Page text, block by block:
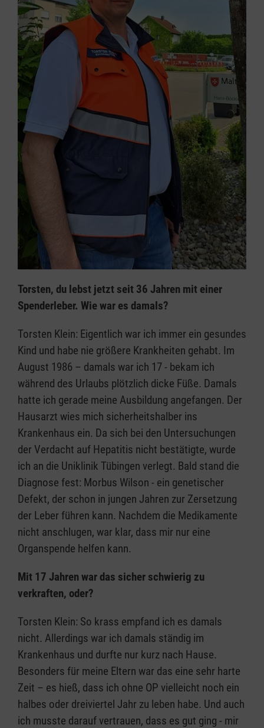
Torsten, du lebst jetzt seit 36 Jahren mit einer
Spenderleber. Wie war es damals?
Torsten Klein: Eigentlich war ich immer ein gesundes
Kind und habe nie größere Krankheiten gehabt. Im
August 1986 – damals war ich 17 - bekam ich
während des Urlaubs plötzlich dicke Füße. Damals
hatte ich gerade meine Ausbildung angefangen. Der
Hausarzt wies mich sicherheitshalber ins
Krankenhaus ein. Da sich bei den Untersuchungen
der Verdacht auf Hepatitis nicht bestätigte, wurde
ich an die Uniklinik Tübingen verlegt. Bald stand die
Diagnose fest: Morbus Wilson - ein genetischer
Defekt, der schon in jungen Jahren zur Zersetzung
der Leber führen kann. Nachdem die Medikamente
nicht anschlugen, war klar, dass mir nur eine
Organspende helfen kann.
Mit 17 Jahren war das sicher schwierig zu
verkraften, oder?
Torsten Klein: So krass empfand ich es damals
nicht. Allerdings war ich damals ständig im
Krankenhaus und durfte nur kurz nach Hause.
Besonders für meine Eltern war das eine sehr harte
Zeit – es hieß, dass ich ohne OP vielleicht noch ein
halbes oder dreiviertel Jahr zu leben habe. Und auch
ich musste darauf vertrauen, dass es gut ging - mir